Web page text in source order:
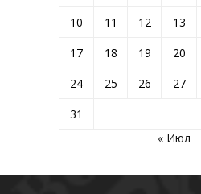
10
11 12 13
17
18 19 20
24
25 26 27
31
« Июл